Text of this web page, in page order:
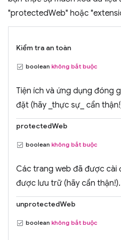
"protectedWeb" hoặc
Kiểm tra an toàn
boolean không bắt buộc
Tiện ích và ứng dụng đóng
đặt (hãy _thực sự_ cẩn
protectedWeb
boolean không bắt buộc
Các trang web đã được cài
được lưu trữ (hãy cẩn thận!).
unprotectedWeb
boolean không bắt buộc